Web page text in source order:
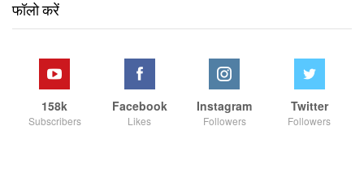
फॉलो करें
158k
Subscribers
Facebook
Likes
Instagram
Followers
Twitter
Followers